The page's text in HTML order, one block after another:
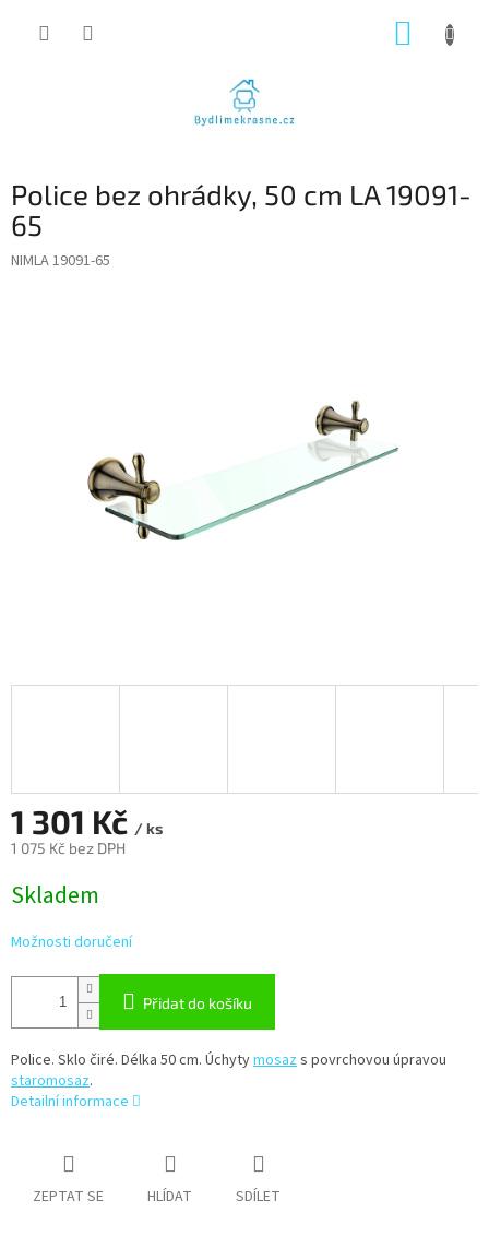
Police bez ohrádky, 50 cm LA 19091-
65
NIMLA 19091-65
1 301 Kč / ks
1 075 Kč bez DPH
cena:
Skladem
Možnosti doručení
Přidat do košíku
Police. Sklo čiré. Délka 50 cm. Úchytymosazs povrchovou úpravou
staromosaz.
Detailní informace
ZEPTAT SE HLÍDAT SDÍLET